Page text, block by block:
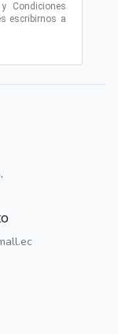
Condiciones
escribirnos a